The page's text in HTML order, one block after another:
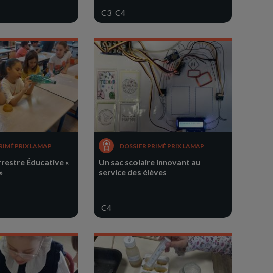
C3 C4
PRIX LAMAP
Éducative «
DOSSIER PRIMÉ PRIX LAMAP
Un sac scolaire innovant au
service des élèves
C4